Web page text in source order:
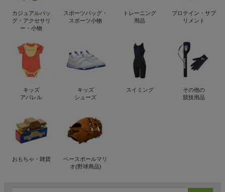
カジュアルバッ
グ・アクセサリ
ー・小物
スポーツバッグ・
スポーツ小物
トレーニング
用品
プロテイン・サプ
リメント
キッズ
アパレル
キッズ
シューズ
スイミング
その他の
競技用品
おもちゃ・雑貨
ベースボールマリ
オ(野球商品)